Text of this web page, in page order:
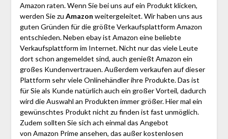
Amazon raten. Wenn Sie bei uns auf ein Produkt klicken,
werden Sie zu Amazon weitergeleitet. Wir haben uns aus
guten Gründen für die größte Verkaufsplattform Amazon
entschieden. Neben ebay ist Amazon eine beliebte
Verkaufsplattform im Internet. Nicht nur das viele Leute
dort schon angemeldet sind, auch genießt Amazon ein
großes Kundenvertrauen. Außerdem verkaufen auf dieser
Plattform sehr viele Onlinehändler ihre Produkte. Das ist
für Sie als Kunde natürlich auch ein großer Vorteil, dadurch
wird die Auswahl an Produkten immer größer. Hier mal ein
gewünschtes Produkt nicht zu finden ist fast unmöglich.
Zudem sollten Sie sich ach einmal das Angebot
von Amazon Prime ansehen, das außer kostenlosen